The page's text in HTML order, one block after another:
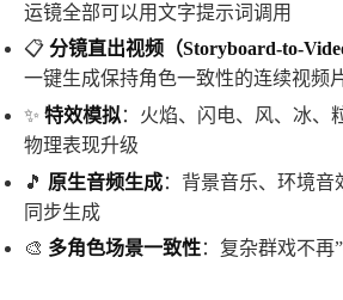
运镜全部可以用文字提示词调用
📋 分镜直出视频（Storyboard-to-
一键生成保持角色一致性的连续视频
✨ 特效模拟：火焰、闪电、风、冰、
物理表现升级
🎵 原生音频生成：背景音乐、环境
同步生成
🎨 多角色场景一致性：复杂群戏不再